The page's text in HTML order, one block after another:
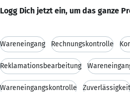
Logg Dich jetzt ein, um das ganze
Wareneingang Rechnungskontrolle
Reklamationsbearbeitung
Wareneingangskontrolle Zuverlässigkeit